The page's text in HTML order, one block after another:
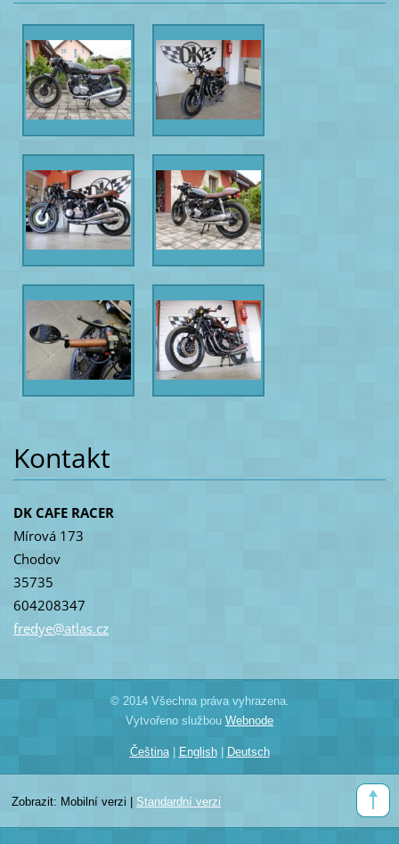
Kontakt
DK CAFE RACER
Mírová 173
Chodov
35735
604208347
fredye@atlas.cz
© 2014 Všechna práva vyhrazena.
Vytvořeno službou Webnode
Čeština| English|Deutsch
Zobrazit: Mobilní verzi Standardní verzi